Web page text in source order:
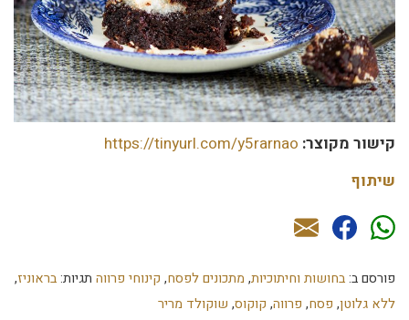
קישור מקוצר: https://tinyurl.com/y5rarnao
שיתוף
פורסם ב:בחושות וחיתוכיות, מתכונים לפסח, קינוחי פרווה תגיות:בראוניז,
ללא גלוטן, פסח, פרווה, קוקוס, שוקולד מריר